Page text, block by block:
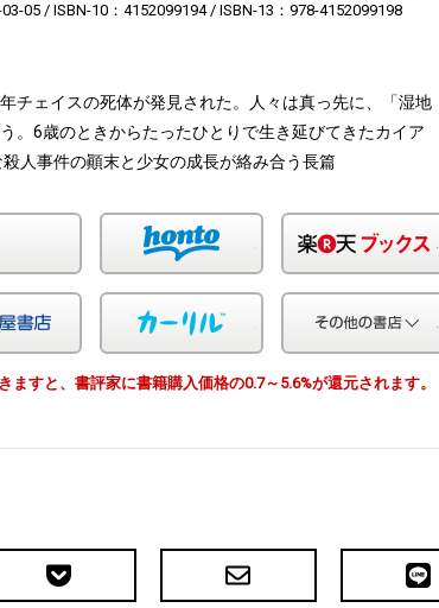
05 ISBN-10：4152099194 ISBN-13：978-4152099198
チェイスの死体が発見された。人々は真っ先に、「湿地
。6歳のときからたったひとりで生き延びてきたカイア
人事件の顚末と少女の成長が絡み合う長篇
honto
ング 紀伊国屋 カーリル
ますと、書評家に書籍購入価格の0.7～5.6%が還元されます。
Pocket
メ
LINE